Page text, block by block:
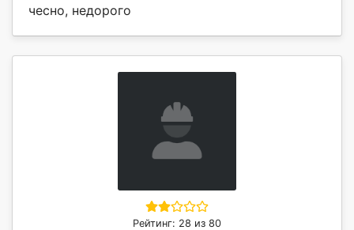
чесно, недорого
Рейтинг: 28 из 80